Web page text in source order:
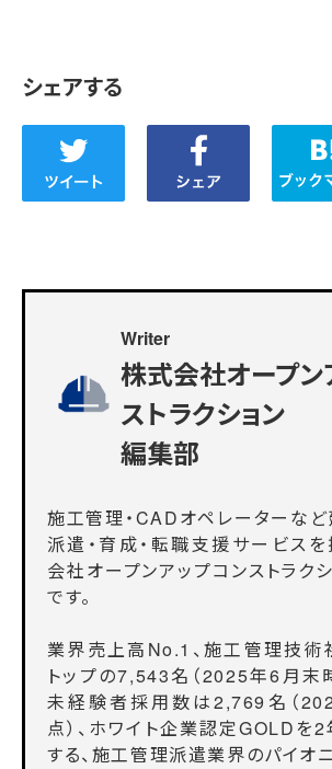
シェアする
Writer
株式会社オープン
ストラクション
編集部
施工管理・CADオペレーターな
派遣・育成・転職支援サービス
会社オープンアップコンストラク
です。
業界売上高No.1、施工管理技術
トップの7,543名（2025年6月末
未経験者採用数は2,769名（
点）、ホワイト企業認定GOLDを
する、施工管理派遣業界のパイオニ